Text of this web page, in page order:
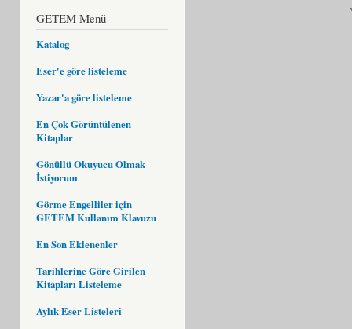
GETEM Menü
Katalog
Eser'e göre listeleme
Yazar'a göre listeleme
En Çok Görüntülenen
Kitaplar
Gönüllü Okuyucu Olmak
İstiyorum
Görme Engelliler için
GETEM Kullanım Klavuzu
En Son Eklenenler
Tarihlerine Göre Girilen
Kitapları Listeleme
Aylık Eser Listeleri